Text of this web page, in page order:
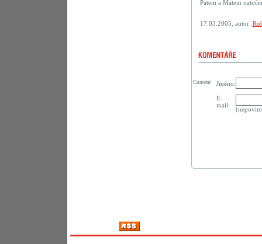
Patem a Matem
17.03.2005, autor:
Jméno:
E-
mail:
Content